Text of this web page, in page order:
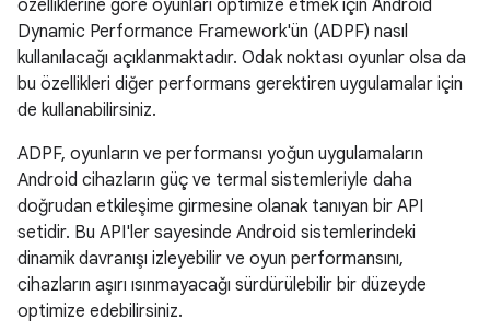
özelliklerine göre oyunları optimize etmek için Android
Dynamic Performance Framework'ün (ADPF) nasıl
kullanılacağı açıklanmaktadır. Odak noktası oyunlar olsa da
bu özellikleri diğer performans gerektiren uygulamalar için
de kullanabilirsiniz.
ADPF, oyunların ve performansı yoğun uygulamaların
Android cihazların güç ve termal sistemleriyle daha
doğrudan etkileşime girmesine olanak tanıyan bir API
setidir. Bu API'ler sayesinde Android sistemlerindeki
dinamik davranışı izleyebilir ve oyun performansını,
cihazların aşırı ısınmayacağı sürdürülebilir bir düzeyde
optimize edebilirsiniz.